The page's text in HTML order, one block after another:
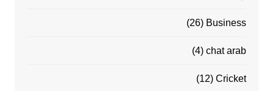
Business
(26)
chat arab
(4)
Cricket
(12)